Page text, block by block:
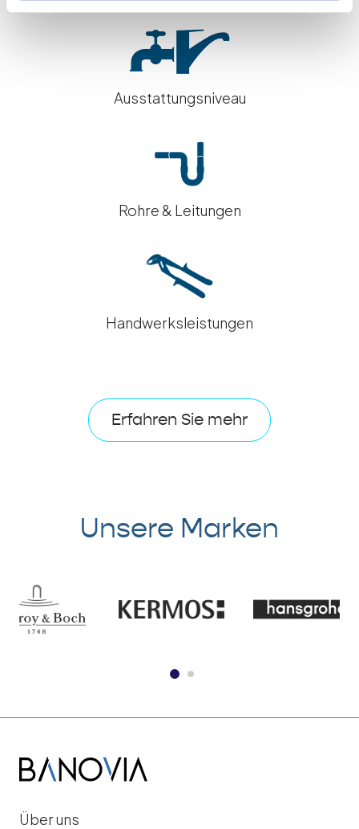
Ausstattungsniveau
Rohre & Leitungen
Handwerksleistungen
Erfahren Sie mehr
Unsere Marken
Über uns